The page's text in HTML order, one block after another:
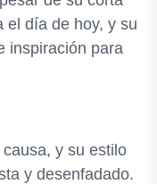
el día de hoy, y su
inspiración para
y su estilo
y desenfadado.